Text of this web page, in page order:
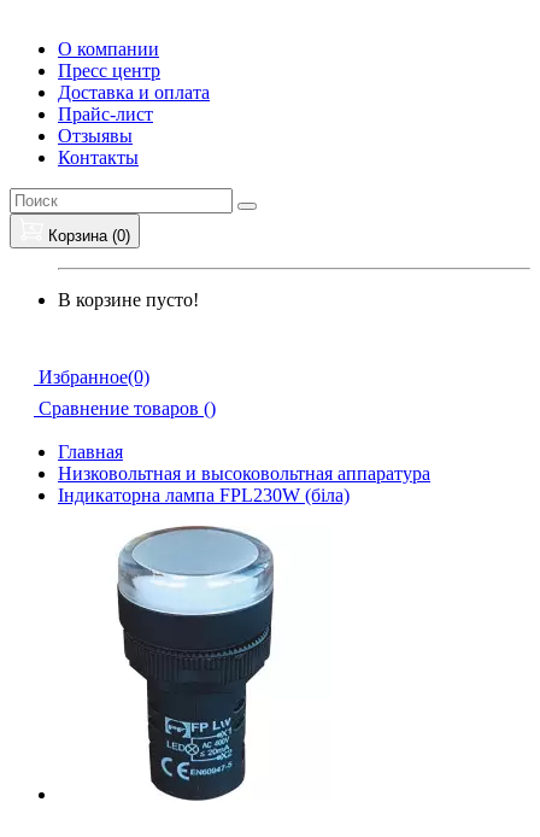
О компании
Пресс центр
Доставка и оплата
Прайс-лист
Отзыявы
Контакты
Корзина (0)
В корзине пусто!
Избранное(0)
Сравнение товаров ()
Главная
Низковольтная и высоковольтная аппаратура
Індикаторна лампа FPL230W (біла)